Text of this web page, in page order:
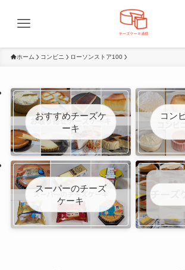
ホーム コンビニ ローソンストア100
おすすめチーズケ
ーキ
コン
スーパーのチーズ
ケーキ